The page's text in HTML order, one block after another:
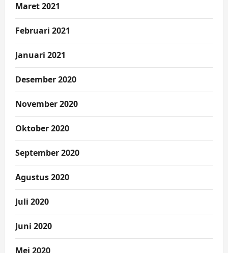
Maret 2021
Februari 2021
Januari 2021
Desember 2020
November 2020
Oktober 2020
September 2020
Agustus 2020
Juli 2020
Juni 2020
Mei 2020